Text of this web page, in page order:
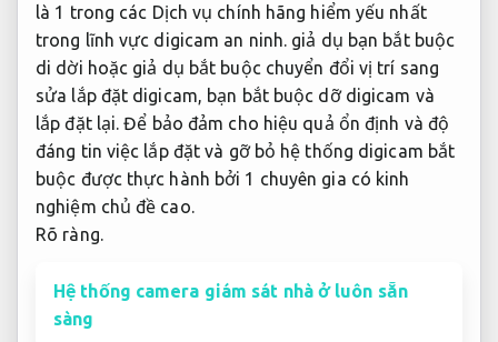
là 1 trong các Dịch vụ chính hãng hiểm yếu nhất
trong lĩnh vực digicam an ninh. giả dụ bạn bắt buộc
di dời hoặc giả dụ bắt buộc chuyển đổi vị trí sang
sửa lắp đặt digicam, bạn bắt buộc dỡ digicam và
lắp đặt lại. Để bảo đảm cho hiệu quả ổn định và độ
đáng tin việc lắp đặt và gỡ bỏ hệ thống digicam bắt
buộc được thực hành bởi 1 chuyên gia có kinh
nghiệm chủ đề cao.
Rõ ràng.
Hệ thống camera giám sát nhà ở luôn sẵn
sàng